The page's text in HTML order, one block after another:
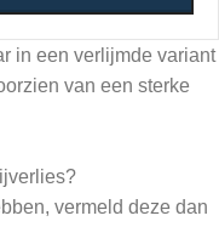
in een verlijmde variant
van een sterke
vermeld deze dan